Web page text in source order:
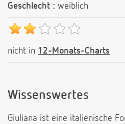
Geschlecht : weiblich
nicht in 12-Monats-Charts
Wissenswertes
Giuliana ist eine italienische